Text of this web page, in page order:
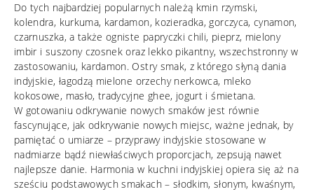
Do tych najbardziej popularnych należą kmin rzymski,
kolendra, kurkuma, kardamon, kozieradka, gorczyca, cynamon,
czarnuszka, a także ogniste papryczki chili, pieprz, mielony
imbir i suszony czosnek oraz lekko pikantny, wszechstronny w
zastosowaniu, kardamon. Ostry smak, z którego słyną dania
indyjskie, łagodzą mielone orzechy nerkowca, mleko
kokosowe, masło, tradycyjne ghee, jogurt i śmietana.
W gotowaniu odkrywanie nowych smaków jest równie
fascynujące, jak odkrywanie nowych miejsc, ważne jednak, by
pamiętać o umiarze – przyprawy indyjskie stosowane w
nadmiarze bądź niewłaściwych proporcjach, zepsują nawet
najlepsze danie. Harmonia w kuchni indyjskiej opiera się aż na
sześciu podstawowych smakach – słodkim, słonym, kwaśnym,